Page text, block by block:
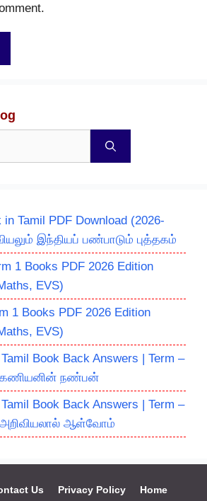
Tamil PDF Download (2026-
இந்தியப் பண்பாடும் புத்தகம்
1 Books PDF 2026 Edition
EVS)
1 Books PDF 2026 Edition
EVS)
Book Back Answers | Term –
கணியனின் நண்பன்
Book Back Answers | Term –
அறிவியலால் ஆள்வோம்
Us Privacy Policy Home